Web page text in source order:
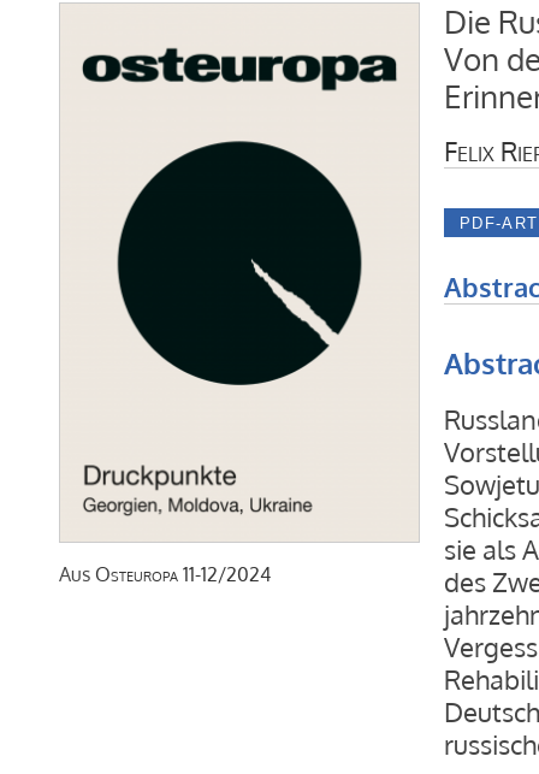
Aus Osteuropa 11-12/2024
Die
Von
Felix
sie als
des